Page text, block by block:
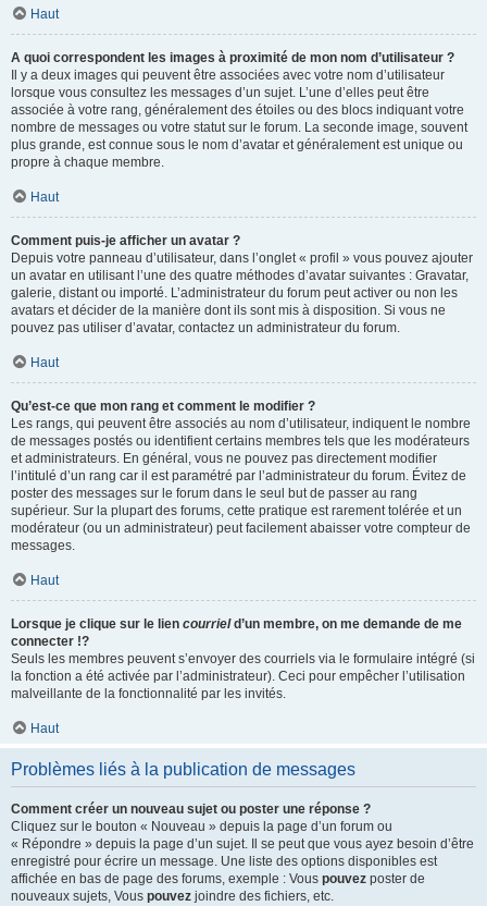
Haut
A quoi correspondent les images à proximité de mon nom d’utilisateur ?
Il y a deux images qui peuvent être associées avec votre nom d’utilisateur
lorsque vous consultez les messages d’un sujet. L’une d’elles peut être
associée à votre rang, généralement des étoiles ou des blocs indiquant votre
nombre de messages ou votre statut sur le forum. La seconde image, souvent
plus grande, est connue sous le nom d’avatar et généralement est unique ou
propre à chaque membre.
Haut
Comment puis-je afficher un avatar ?
Depuis votre panneau d’utilisateur, dans l’onglet « profil » vous pouvez ajouter
un avatar en utilisant l’une des quatre méthodes d’avatar suivantes : Gravatar,
galerie, distant ou importé. L’administrateur du forum peut activer ou non les
avatars et décider de la manière dont ils sont mis à disposition. Si vous ne
pouvez pas utiliser d’avatar, contactez un administrateur du forum.
Haut
Qu’est-ce que mon rang et comment le modifier ?
Les rangs, qui peuvent être associés au nom d’utilisateur, indiquent le nombre
de messages postés ou identifient certains membres tels que les modérateurs
et administrateurs. En général, vous ne pouvez pas directement modifier
l’intitulé d’un rang car il est paramétré par l’administrateur du forum. Évitez de
poster des messages sur le forum dans le seul but de passer au rang
supérieur. Sur la plupart des forums, cette pratique est rarement tolérée et un
modérateur (ou un administrateur) peut facilement abaisser votre compteur de
messages.
Haut
Lorsque je clique sur le lien courrield’un membre, on me demande de me
connecter !?
Seuls les membres peuvent s’envoyer des courriels via le formulaire intégré (si
la fonction a été activée par l’administrateur). Ceci pour empêcher l’utilisation
malveillante de la fonctionnalité par les invités.
Haut
Problèmes liés à la publication de messages
Comment créer un nouveau sujet ou poster une réponse ?
Cliquez sur le bouton « Nouveau » depuis la page d’un forum ou
« Répondre » depuis la page d’un sujet. Il se peut que vous ayez besoin d’être
enregistré pour écrire un message. Une liste des options disponibles est
affichée en bas de page des forums, exemple : Vous pouvez poster de
nouveaux sujets, Vous pouvez joindre des fichiers, etc.